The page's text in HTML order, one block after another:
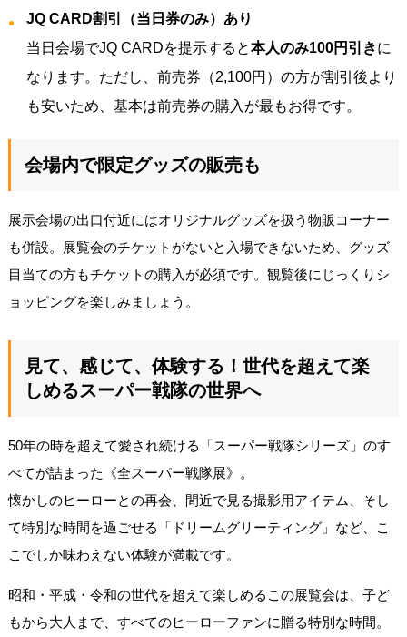
JQ CARD割引（当日券のみ）あり
当日会場でJQ CARDを提示すると本人のみ100円引きに
なります。ただし、前売券（2,100円）の方が割引後より
も安いため、基本は前売券の購入が最もお得です。
会場内で限定グッズの販売も
展示会場の出口付近にはオリジナルグッズを扱う物販コーナー
も併設。展覧会のチケットがないと入場できないため、グッズ
目当ての方もチケットの購入が必須です。観覧後にじっくりシ
ョッピングを楽しみましょう。
見て、感じて、体験する！世代を超えて楽
しめるスーパー戦隊の世界へ
50年の時を超えて愛され続ける「スーパー戦隊シリーズ」のす
べてが詰まった《全スーパー戦隊展》。
懐かしのヒーローとの再会、間近で見る撮影用アイテム、そし
て特別な時間を過ごせる「ドリームグリーティング」など、こ
こでしか味わえない体験が満載です。
昭和・平成・令和の世代を超えて楽しめるこの展覧会は、子ど
もから大人まで、すべてのヒーローファンに贈る特別な時間。